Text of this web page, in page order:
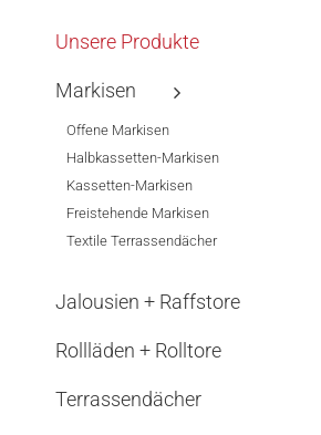
Unsere Produkte
Markisen
Offene Markisen
Halbkassetten-Markisen
Kassetten-Markisen
Freistehende Markisen
Textile Terrassendächer
Jalousien + Raffstore
Rollläden + Rolltore
Terrassendächer